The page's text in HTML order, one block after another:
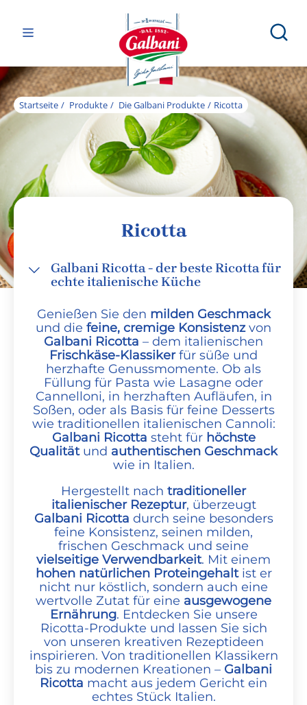
Startseite Produkte Die Galbani Produkte Ricotta
Ricotta
Galbani Ricotta - der beste Ricotta für
echte italienische Küche
Genießen Sie den milden Geschmack
und die feine, cremige Konsistenzvon
Galbani Ricotta – dem italienischen
Frischkäse-Klassikerfür süße und
herzhafte Genussmomente. Ob als
Füllung für Pasta wie Lasagne oder
Cannelloni, in herzhaften Aufläufen, in
Soßen, oder als Basis für feine Desserts
wie traditionellen italienischen Cannoli:
Galbani Ricotta steht für höchste
Qualitätund authentischen Geschmack
wie in Italien.
Hergestellt nach traditioneller
italienischer Rezeptur, überzeugt
Galbani Ricotta durch seine besonders
feine Konsistenz, seinen milden,
frischen Geschmack und seine
vielseitige Verwendbarkeit. Mit einem
hohen natürlichen Proteingehaltist er
nicht nur köstlich, sondern auch eine
wertvolle Zutat für eine ausgewogene
Ernährung. Entdecken Sie unsere
Ricotta-Produkte und lassen Sie sich
von unseren kreativen Rezeptideen
inspirieren. Von traditionellen Klassikern
bis zu modernen Kreationen – Galbani
Ricotta macht aus jedem Gericht ein
echtes Stück Italien.